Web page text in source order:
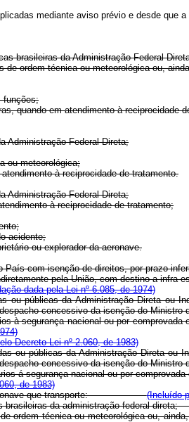
mediante aviso prévio e desde
brasileiras da Administração Federal
ordem técnica ou meteorológica ou,
funções;
quando em atendimento à reciprocidade
Administração Federal Direta;
ou meteorológica;
à reciprocidade de tratamento.
Administração Federal Direta;
à reciprocidade de tratamento;
acidente;
ou explorador da aeronave.
com isenção de direitos, por prazo
pela União, com destino a infra-
dada pela Lei nº 6.085, de 1974)
ou públicas da Administração Direta ou
despacho concessivo da isenção
à segurança nacional ou por
Decreto Lei nº 2.060, de 1983)
ou públicas da Administração Direta ou
despacho concessivo da isenção
á segurança nacional ou por
de 1983)
da aeronave que transporte:(Incluído
brasileiras da administração
de ordem técnica ou